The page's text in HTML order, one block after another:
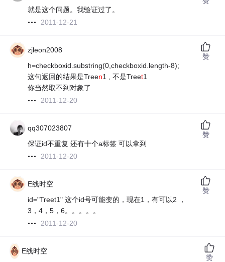
就是这个问题。我验证过了。
2011-12-21
zjleon2008
h=checkboxid.substring(0,checkboxid.length-8);
这句返回的结果是Treen1 , 不是Treet1
你当然取不到对象了
2011-12-20
赞
qq307023807
保证id不重复 还有十个a标签 可以拿到
2011-12-20
赞
E线时空
id="Treet1" 这个id号可能变的，现在1，有可以2 ，
3，4，5，6。。。。。
2011-12-20
赞
E线时空
赞